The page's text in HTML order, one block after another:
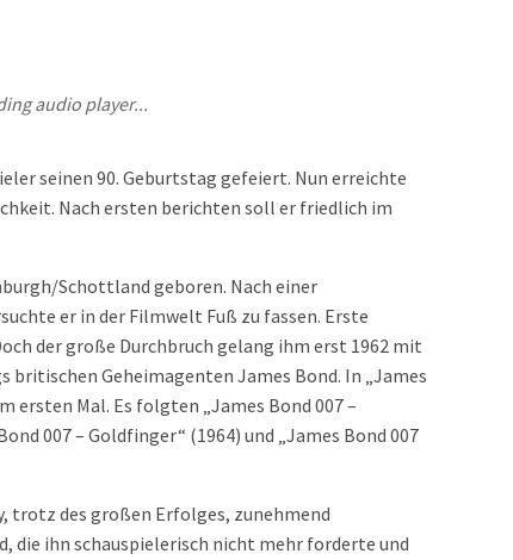
audio player...
seinen 90. Geburtstag gefeiert. Nun erreichte
Nach ersten berichten soll er friedlich im
Schottland geboren. Nach einer
er in der Filmwelt Fuß zu fassen. Erste
der große Durchbruch gelang ihm erst 1962 mit
Geheimagenten James Bond. In „James
ersten Mal. Es folgten „James Bond 007 –
007 – Goldfinger“ (1964) und „James Bond 007
trotz des großen Erfolges, zunehmend
die ihn schauspielerisch nicht mehr forderte und